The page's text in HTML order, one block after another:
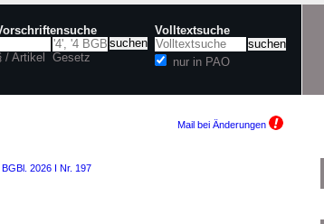
/ Artikel Gesetz
Volltextsuche
nur in PAO
Mail bei Änderungen
BGBl. 2026 I Nr. 197